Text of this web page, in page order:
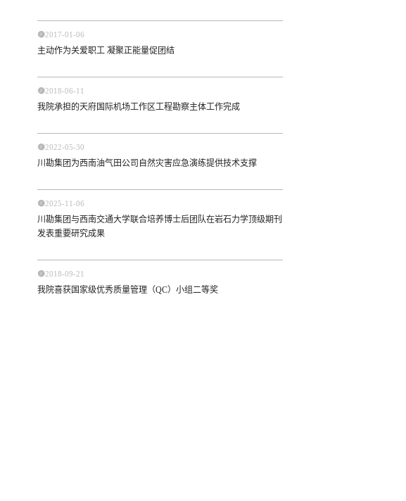
2017-01-06
主动作为关爱职工 凝聚正能量促团结
2018-06-11
我院承担的天府国际机场工作区工程勘察主体工作完成
2022-05-30
川勘集团为西南油气田公司自然灾害应急演练提供技术支撑
2025-11-06
川勘集团与西南交通大学联合培养博士后团队在岩石力学顶级期刊
发表重要研究成果
2018-09-21
我院喜获国家级优秀质量管理（QC）小组二等奖